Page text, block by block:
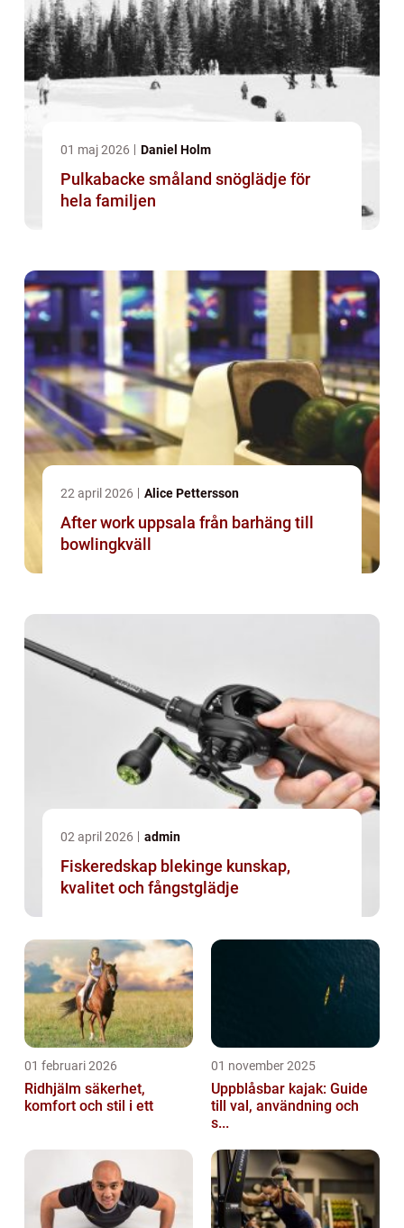
01 maj 2026 Daniel Holm
Pulkabacke småland snöglädje för
hela familjen
22 april 2026 Alice Pettersson
After work uppsala från barhäng till
bowlingkväll
02 april 2026 admin
Fiskeredskap blekinge kunskap,
kvalitet och fångstglädje
01 februari 2026
Ridhjälm säkerhet,
komfort och stil i ett
01 november 2025
Uppblåsbar kajak: Guide
till val, användning och
s...